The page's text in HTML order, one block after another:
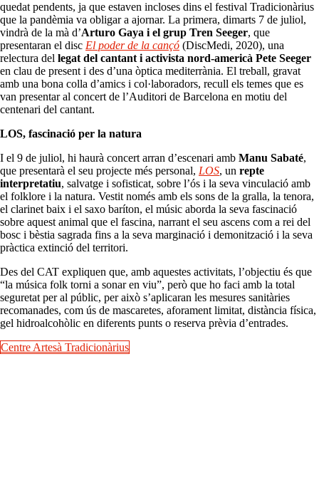
quedat pendents, ja que estaven incloses dins el festival Tradicionàrius
que la pandèmia va obligar a ajornar. La primera, dimarts 7 de juliol,
vindrà de la mà d’Arturo Gaya i el grup Tren Seeger, que
presentaran el disc El poder de la cançó (DiscMedi, 2020), una
relectura del legat del cantant i activista nord-americà Pete Seeger
en clau de present i des d’una òptica mediterrània. El treball, gravat
amb una bona colla d’amics i col·laboradors, recull els temes que es
van presentar al concert de l’Auditori de Barcelona en motiu del
centenari del cantant.
LOS, fascinació per la natura
I el 9 de juliol, hi haurà concert arran d’escenari amb Manu Sabaté,
que presentarà el seu projecte més personal, LOS, un repte
interpretatiu, salvatge i sofisticat, sobre l’ós i la seva vinculació amb
el folklore i la natura. Vestit només amb els sons de la gralla, la tenora,
el clarinet baix i el saxo baríton, el músic aborda la seva fascinació
sobre aquest animal que el fascina, narrant el seu ascens com a rei del
bosc i bèstia sagrada fins a la seva marginació i demonització i la seva
pràctica extinció del territori.
Des del CAT expliquen que, amb aquestes activitats, l’objectiu és que
“la música folk torni a sonar en viu”, però que ho faci amb la total
seguretat per al públic, per això s’aplicaran les mesures sanitàries
recomanades, com ús de mascaretes, aforament limitat, distància física,
gel hidroalcohòlic en diferents punts o reserva prèvia d’entrades.
Centre Artesà Tradicionàrius